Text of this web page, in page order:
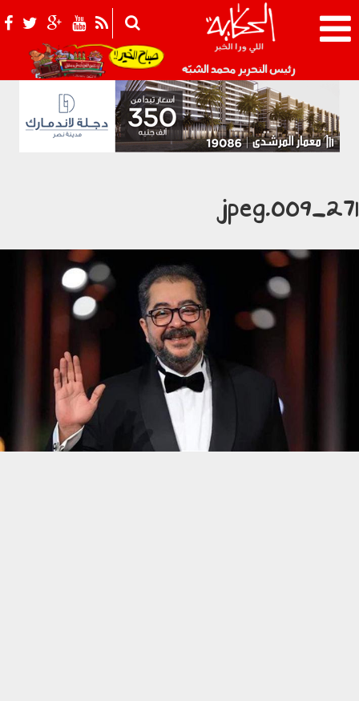
رئيس التحرير محمد الشبّه 021_2.png